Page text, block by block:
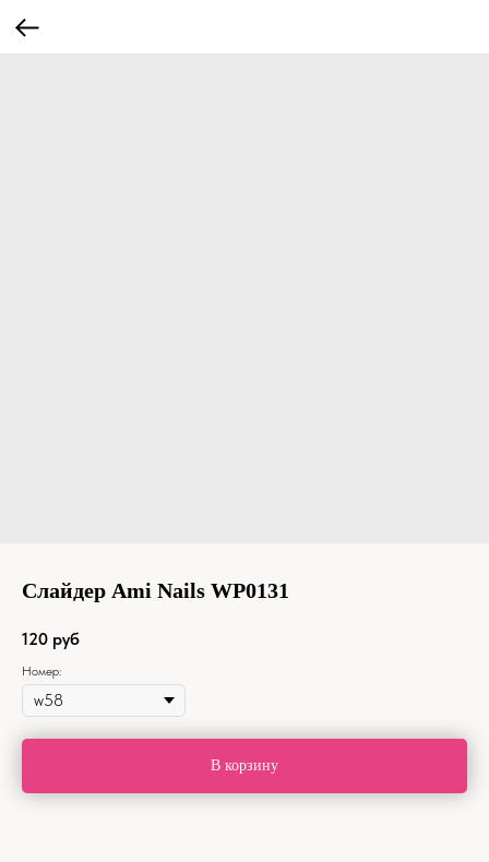
Слайдер Ami Nails WP0131
120 руб
Номер:
В корзину